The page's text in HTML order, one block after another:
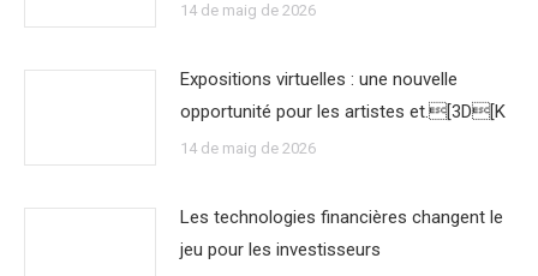
14 de maig de 2026
Expositions virtuelles : une nouvelle
opportunité pour les artistes et.[3D[K
14 de maig de 2026
Les technologies financières changent le
jeu pour les investisseurs